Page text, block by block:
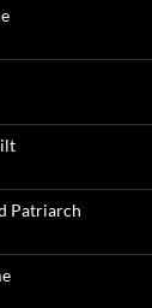
Patriarch